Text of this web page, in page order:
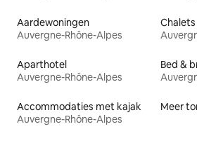
Aardewoningen
Auvergne-Rhône-Alpes
Chalets
Aparthotel
Auvergne-Rhône-Alpes
Bed &
Accommodaties met kajak
Auvergne-Rhône-Alpes
Meer